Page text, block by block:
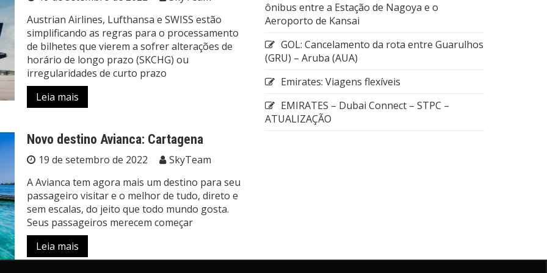
Austrian Airlines, Lufthansa e SWISS estão
simplificando as regras para o processamento
de bilhetes que vierem a sofrer alterações de
horário de longo prazo (SKCHG) ou
irregularidades de curto prazo
Leia mais
Novo destino Avianca: Cartagena
19 de setembro de 2022
SkyTeam
A Avianca tem agora mais um destino para seu
passageiro visitar e o melhor de tudo, direto e
sem escalas, do jeito que todo mundo gosta.
Seus passageiros merecem começar
Leia mais
ônibus entre a Estação de Nagoya e o
Aeroporto de Kansai
GOL: Cancelamento da rota entre Guarulhos
(GRU) – Aruba (AUA)
Emirates: Viagens flexíveis
EMIRATES – Dubai Connect – STPC –
ATUALIZAÇÃO